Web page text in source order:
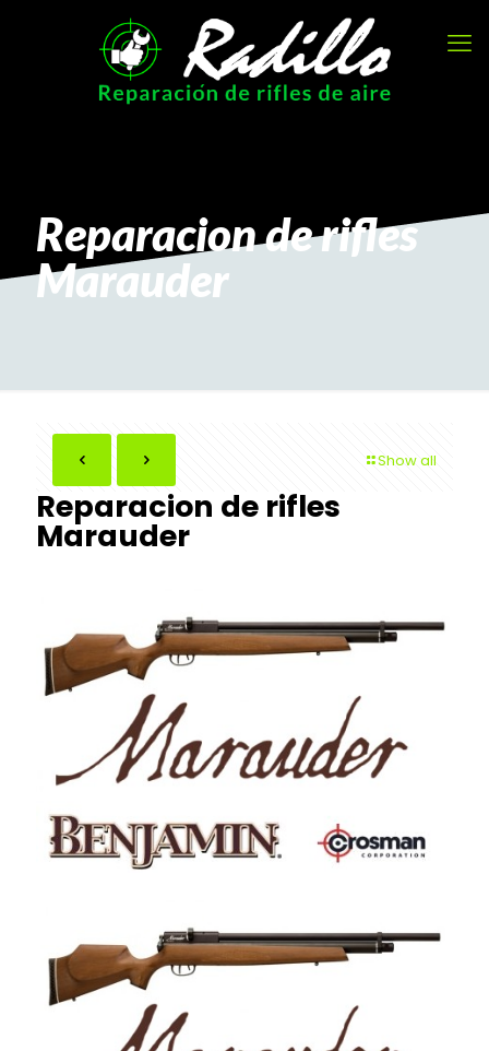
Reparacion de rifles
Marauder
Show all
Reparacion de rifles
Marauder